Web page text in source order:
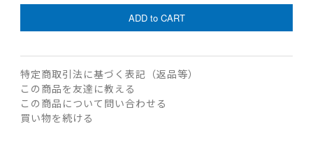
特定商取引法に基づく表記（返品等）
この商品を友達に教える
この商品について問い合わせる
買い物を続ける